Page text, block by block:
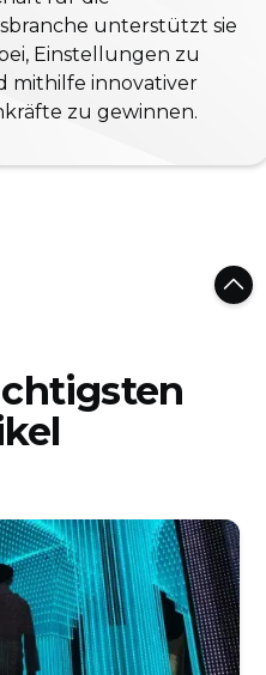
unterstützt sie
Einstellungen zu
mithilfe innovativer
zu gewinnen.